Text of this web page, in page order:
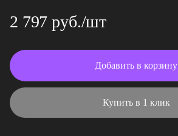
2 797 руб./шт
Добавить в корзину
Купить в 1 клик